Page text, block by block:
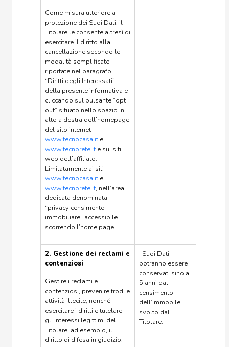
Come misura ulteriore a
protezione dei Suoi Dati, il
Titolare le consente altresì di
esercitare il diritto alla
cancellazione secondo le
modalità semplificate
riportate nel paragrafo
“Diritti degli Interessati”
della presente informativa e
cliccando sul pulsante “opt
out” situato nello spazio in
alto a destra dell’homepage
del sito internet
www.tecnocasa.ite
www.tecnorete.ite sui siti
web dell’affiliato.
Limitatamente ai siti
www.tecnocasa.ite
www.tecnorete.it, nell’area
dedicata denominata
“privacy censimento
immobiliare” accessibile
scorrendo l’home page.
2. Gestione dei reclami e
contenziosi
Gestire i reclami e i
contenziosi, prevenire frodi e
attività illecite, nonché
esercitare i diritti e tutelare
gli interessi legittimi del
Titolare, ad esempio, il
diritto di difesa in giudizio.
I Suoi Dati
potranno essere
conservati sino a
5 anni dal
censimento
dell’immobile
svolto dal
Titolare.